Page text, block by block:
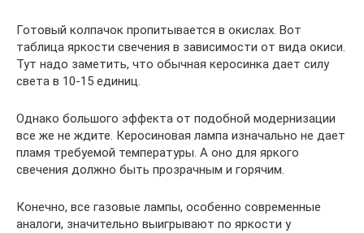
Готовый колпачок пропитывается в окислах. Вот
таблица яркости свечения в зависимости от вида окиси.
Тут надо заметить, что обычная керосинка дает силу
света в 10-15 единиц.
Однако большого эффекта от подобной модернизации
все же не ждите. Керосиновая лампа изначально не дает
пламя требуемой температуры. А оно для яркого
свечения должно быть прозрачным и горячим.
Конечно, все газовые лампы, особенно современные
аналоги, значительно выигрывают по яркости у